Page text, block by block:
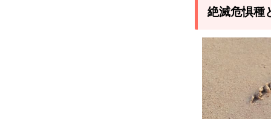
滅
惧
種
と
は
1.1
絶滅危惧種